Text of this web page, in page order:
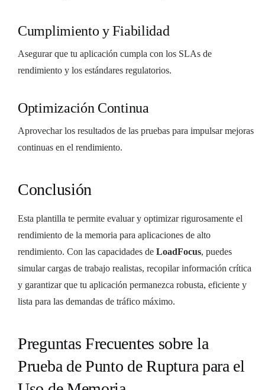
Cumplimiento y Fiabilidad
Asegurar que tu aplicación cumpla con los SLAs de
rendimiento y los estándares regulatorios.
Optimización Continua
Aprovechar los resultados de las pruebas para impulsar mejoras
continuas en el rendimiento.
Conclusión
Esta plantilla te permite evaluar y optimizar rigurosamente el
rendimiento de la memoria para aplicaciones de alto
rendimiento. Con las capacidades de LoadFocus, puedes
simular cargas de trabajo realistas, recopilar información crítica
y garantizar que tu aplicación permanezca robusta, eficiente y
lista para las demandas de tráfico máximo.
Preguntas Frecuentes sobre la
Prueba de Punto de Ruptura para el